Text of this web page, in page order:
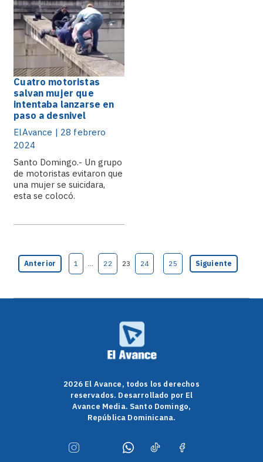
Cuatro motoristas
salvan mujer que
intentaba lanzarse en
paso a desnivel
ElAvance | 28 febrero
2024
Santo Domingo.- Un grupo
de motoristas evitaron que
una mujer se suicidara,
esta se colocó.
Anterior 1 … 22 23 24 25 Siguiente
2026 El Avance, todos los derechos
reservados. Desarrollado por El
Avance Media. Santo Domingo,
República Dominicana.